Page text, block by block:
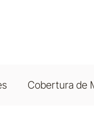
Cobertura de